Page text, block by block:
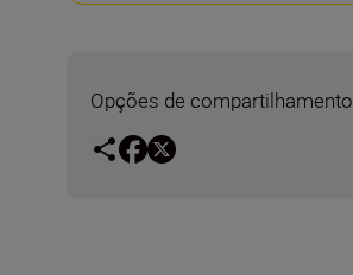
Opções de compartilhamento